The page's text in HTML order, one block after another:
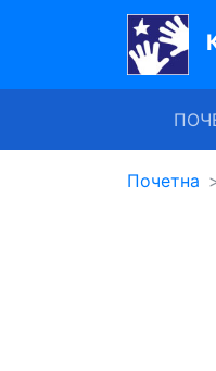
Почетна
УџбенициПочетна